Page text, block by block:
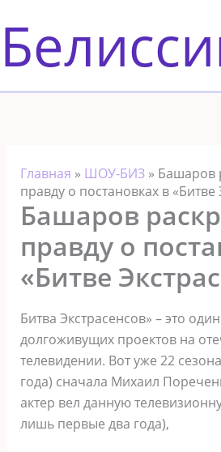
к
содержимому
Главная » ШОУ-БИЗ» Башаров
правду о постановках в «Битве
Башаров
правду о
«Битве
Битва Экстрасенсов» – это
долгоживущих проектов на
телевидении. Вот уже 22
года) сначала Михаил
актер вел данную
лишь первые два года),